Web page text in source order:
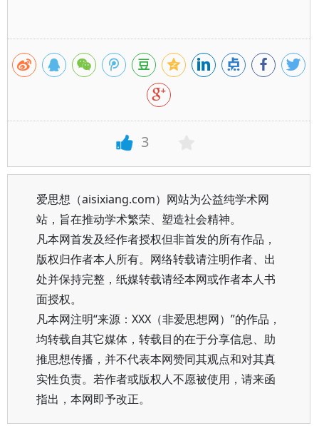
3
爱思想（aisixiang.com）网站为公益纯学术网
站，旨在推动学术繁荣、塑造社会精神。
凡本网首发及经作者授权但非首发的所有作品，
版权归作者本人所有。网络转载请注明作者、出
处并保持完整，纸媒转载请经本网或作者本人书
面授权。
凡本网注明“来源：XXX（非爱思想网）”的作品，
均转载自其它媒体，转载目的在于分享信息、助
推思想传播，并不代表本网赞同其观点和对其真
实性负责。若作者或版权人不愿被使用，请来函
指出，本网即予改正。